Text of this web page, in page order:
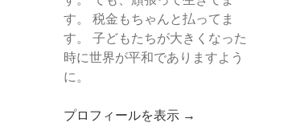
す。 税金もちゃんと払ってま
す。 子どもたちが大きくなった
時に世界が平和でありますよう
に。
プロフィールを表示 →